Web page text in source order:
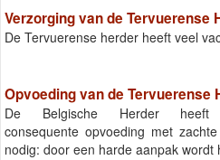
Verzorging van de Tervuerense
De Tervuerense herder heeft veel
Opvoeding van de Tervuerense
De Belgische Herder
consequente opvoeding met
nodig: door een harde aanpak wordt